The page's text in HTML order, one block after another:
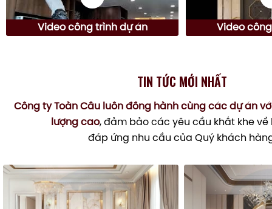
Video công trình dự án Video
TIN TỨC MỚI NHẤT
Công ty Toàn Cầu luôn đồng hành cùng các dự án
lượng cao, đảm bảo các yêu cầu khắt khe về
đáp ứng nhu cầu của Quý khách